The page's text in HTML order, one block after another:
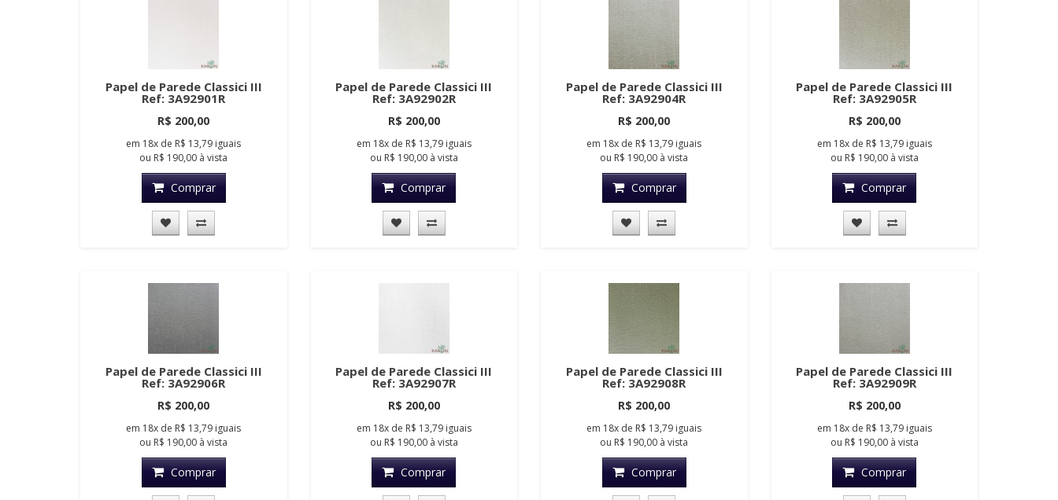
Papel de Parede Classici III
Ref: 3A92901R
R$ 200,00
em 18x de R$ 13,79 iguais
ou R$ 190,00 à vista
Comprar
Papel de Parede Classici III
Ref: 3A92902R
R$ 200,00
em 18xde R$ 13,79 iguais
ou R$ 190,00à vista
Comprar
Papel de Parede Classici III
Ref: 3A92904R
R$ 200,00
em 18x de R$ 13,79 iguais
ou R$ 190,00 à vista
Comprar
Papel de Parede Classici III
Ref: 3A92905R
R$ 200,00
em 18xde R$ 13,79 iguais
ou R$ 190,00à vista
Comprar
Papel de Parede Classici III
Ref: 3A92906R
R$ 200,00
em 18x de R$ 13,79 iguais
ou R$ 190,00 à vista
Comprar
Papel de Parede Classici III
Ref: 3A92907R
R$ 200,00
em 18xde R$ 13,79 iguais
ou R$ 190,00à vista
Comprar
Papel de Parede Classici III
Ref: 3A92908R
R$ 200,00
em 18x de R$ 13,79 iguais
ou R$ 190,00 à vista
Comprar
Papel de Parede Classici III
Ref: 3A92909R
R$ 200,00
em 18xde R$ 13,79 iguais
ou R$ 190,00à vista
Comprar